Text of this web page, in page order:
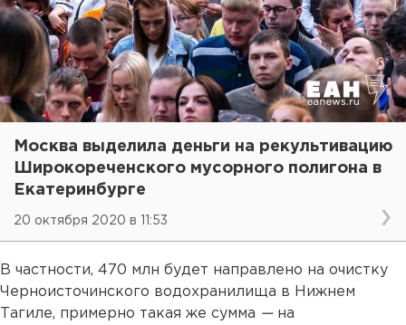
Москва выделила деньги на рекультивацию
Широкореченского мусорного полигона в
Екатеринбурге
20 октября 2020 в 11:53
В частности, 470 млн будет направлено на очистку
Черноисточинского водохранилища в Нижнем
Тагиле, примерно такая же сумма —на